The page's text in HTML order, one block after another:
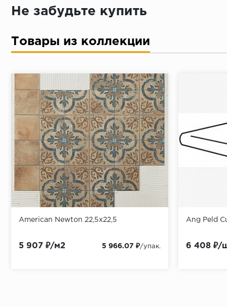
Не забудьте купить
Товары из коллекции
American Newton 22,5х22,5
5 907 ₽/м2 5 966.07 ₽/упак.
Ang Peld
6 408 ₽/